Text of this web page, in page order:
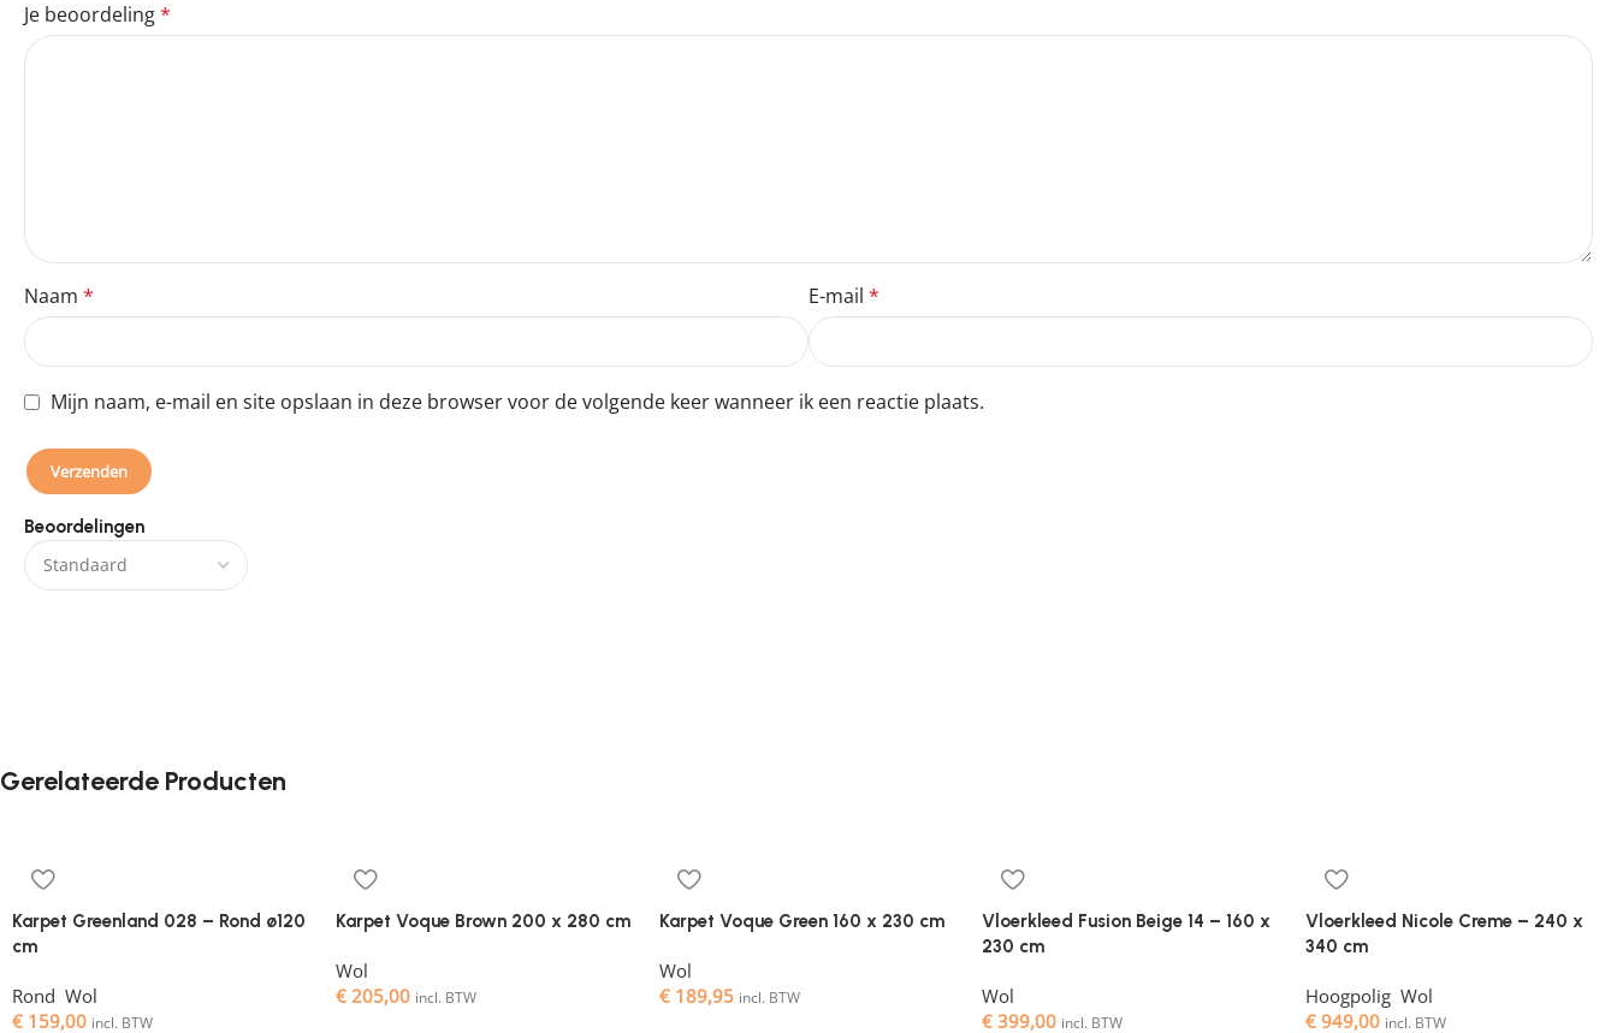
Beoordelingen
Je beoordeling*
Naam * E-mail *
Mijn naam, e-mail en site opslaan in deze browser voor de volgende keer wanneer ik een reactie plaats.
Gerelateerde Producten
Karpet Greenland 028 – Rond ø120
cm
Rond Wol
€ 159,00 incl. BTW
Karpet Voque Brown 200 x 280 cm
Wol
€205,00 incl. BTW
Karpet Voque Green 160 x 230 cm
Wol
€189,95 incl. BTW
Vloerkleed Fusion Beige 14 – 160 x
230 cm
Wol
€ 399,00 incl. BTW
Vloerkleed Nicole Creme – 240 x
340 cm
Hoogpolig Wol
€ 949,00 incl. BTW